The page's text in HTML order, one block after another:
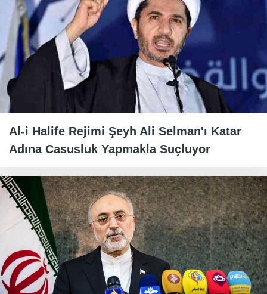
Al-i Halife Rejimi Şeyh Ali Selman'ı Katar
Adına Casusluk Yapmakla Suçluyor